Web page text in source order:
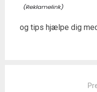
og tips hjælpe dig